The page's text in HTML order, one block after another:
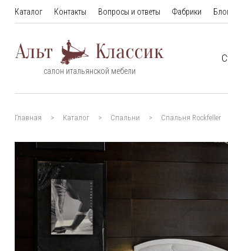
Каталог Контакты Вопросы и ответы Фабрики
салон итальянской мебели
Главная Каталог Спальни Спальня Rockfeller